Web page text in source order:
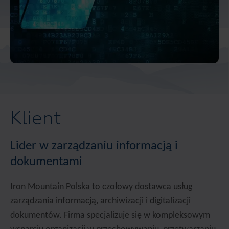
Klient
Lider w zarządzaniu informacją i
dokumentami
Iron Mountain Polska to czołowy dostawca usług
zarządzania informacją, archiwizacji i digitalizacji
dokumentów. Firma specjalizuje się w kompleksowym